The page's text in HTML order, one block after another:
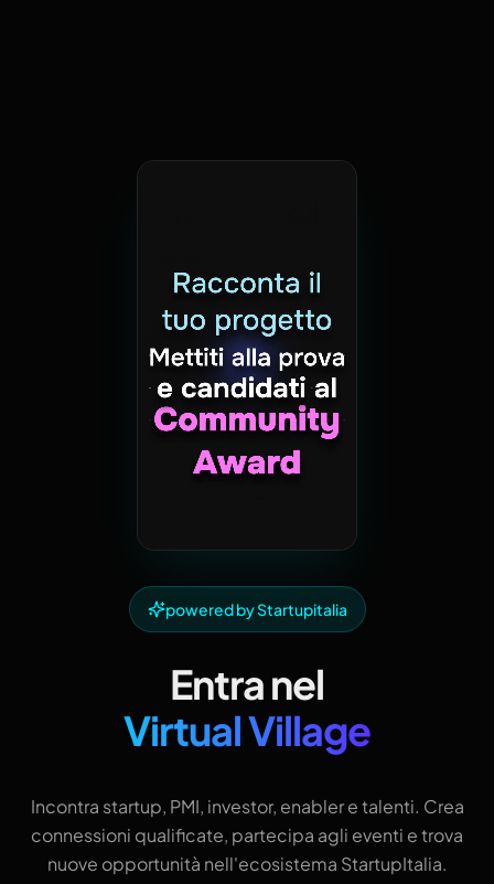
powered by Startupitalia
Entra nel
Virtual Village
Incontra startup, PMI, investor, enabler e talenti. Crea
connessioni qualificate, partecipa agli eventi e trova
nuove opportunità nell'ecosistema StartupItalia.